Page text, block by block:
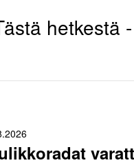
hetkestä -